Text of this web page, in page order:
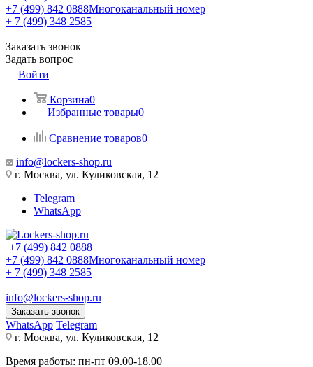
+7 (499) 842 0888Многоканальный номер
+ 7 (499) 348 2585
Заказать звонок
Задать вопрос
Войти
Корзина0
Избранные товары0
Сравнение товаров0
info@lockers-shop.ru
г. Москва, ул. Куликовская, 12
Telegram
WhatsApp
+7 (499) 842 0888
+7 (499) 842 0888Многоканальный номер
+ 7 (499) 348 2585
info@lockers-shop.ru
Заказать звонок
WhatsApp Telegram
г. Москва, ул. Куликовская, 12
Время работы: пн-пт 09.00-18.00